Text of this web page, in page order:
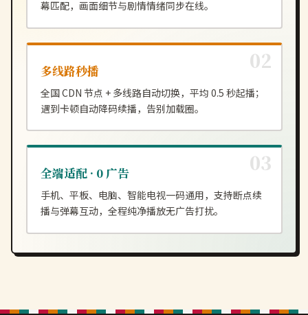
幕匹配，画面细节与剧情情绪同步在线。
多线路秒播
全国 CDN 节点 + 多线路自动切换，平均 0.5 秒起播；
遇到卡顿自动降码续播，告别加载圈。
全端适配 · 0 广告
手机、平板、电脑、智能电视一码通用，支持断点续
播与弹幕互动，全程纯净播放无广告打扰。